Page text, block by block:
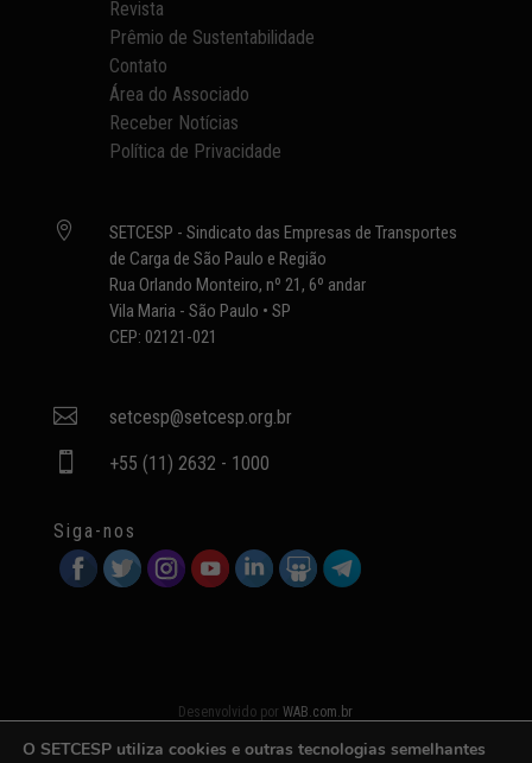
Revista
Prêmio de Sustentabilidade
Contato
Área do Associado
Receber Notícias
Política de Privacidade

SETCESP - Sindicato das Empresas de Transportes
de Carga de São Paulo e Região
Rua Orlando Monteiro, nº 21, 6º andar
Vila Maria - São Paulo • SP
CEP: 02121-021
 setcesp@setcesp.org.br
 +55 (11) 2632 - 1000
Siga-nos
Desenvolvido porWAB.com.br
O SETCESP utiliza cookies e outras tecnologias semelhantes